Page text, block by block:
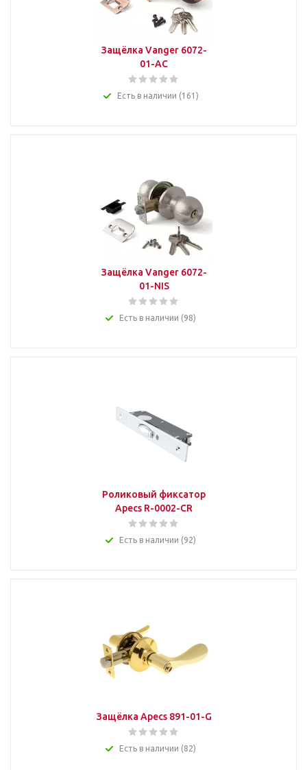
Защёлка Vanger 6072-
01-AC
Есть в наличии (161)
Защёлка Vanger 6072-
01-NIS
Есть в наличии (98)
Роликовый фиксатор
Apecs R-0002-CR
Есть в наличии (92)
Защёлка Apecs 891-01-G
Есть в наличии (82)